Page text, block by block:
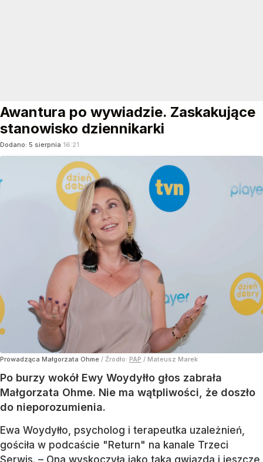
Awantura po wywiadzie. Zaskakujące
stanowisko dziennikarki
Dodano: 5 sierpnia 16:21
Prowadząca Małgorzata Ohme / Źródło: PAP / Mateusz Marek
Po burzy wokół Ewy Woydyłło głos zabrała
Małgorzata Ohme. Nie ma wątpliwości, że doszło
do nieporozumienia.
Ewa Woydyłło, psycholog i terapeutka uzależnień,
gościła w podcaście "Return" na kanale Trzeci